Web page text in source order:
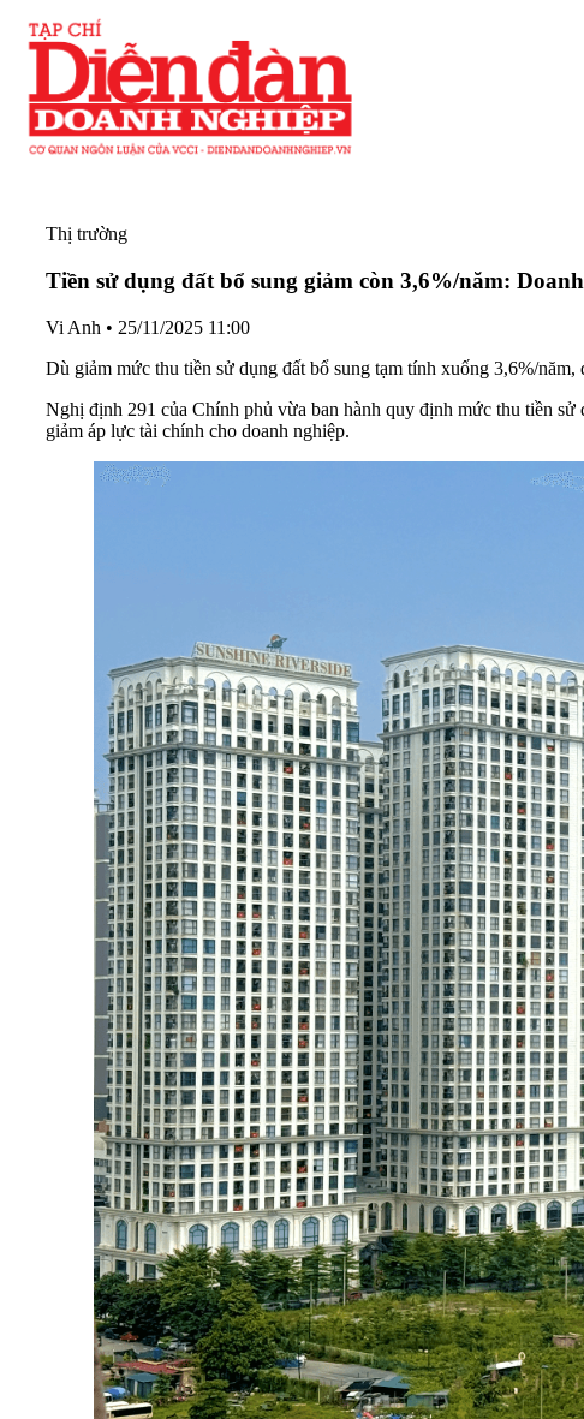
Thị trường
Tiền sử dụng đất bổ sung giảm còn 3,6%/năm:
Vi Anh • 25/11/2025 11:00
Dù giảm mức thu tiền sử dụng đất bổ sung tạm tính xuống 3,6%/
Nghị định 291 của Chính phủ vừa ban hành quy định mức thu tiền
giảm áp lực tài chính cho doanh nghiệp.